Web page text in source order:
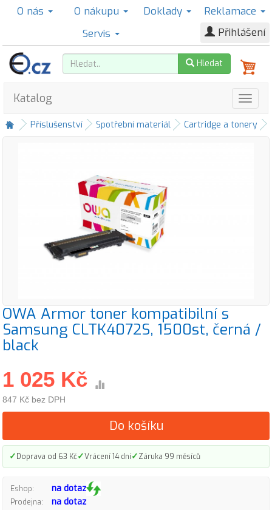
O nás O nákupu Doklady
Reklamace
Servis
Přihlášení
Hledat
Katalog
Příslušenství Spotřební materiál Cartridge a tonery
OWA Armor toner kompatibilní s
Samsung CLTK4072S, 1500st, černá /
black
1 025 Kč
847 Kč bez DPH
Do košíku
✓Doprava od 63 Kč✓Vrácení 14 dní✓Záruka 99 měsíců
Eshop: na dotaz
Prodejna: na dotaz